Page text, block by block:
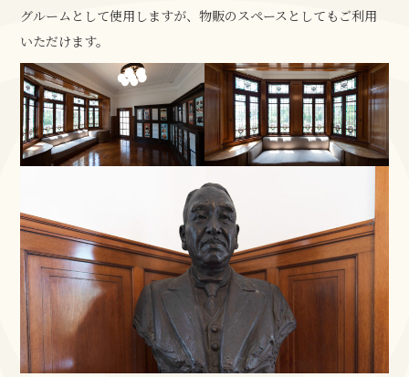
グルームとして使用しますが、物販のスペースとしてもご利用
いただけます。